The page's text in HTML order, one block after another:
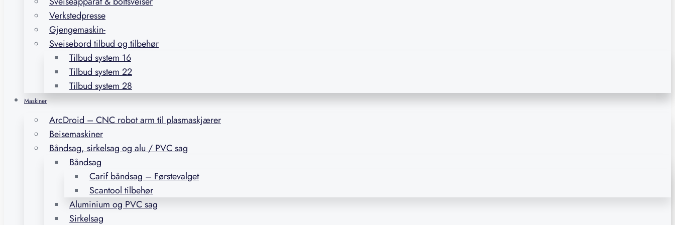
Verkstedpresse
Gjengemaskin-
Sveisebord tilbud og tilbehør
Tilbud system 16
Tilbud system 22
Tilbud system 28
Maskiner
ArcDroid – CNC robot arm til plasmaskjærer
Beisemaskiner
Båndsag, sirkelsag og alu / PVC sag
Båndsag
Carif båndsag – Førstevalget
Scantool tilbehør
Aluminium og PVC sag
Sirkelsag